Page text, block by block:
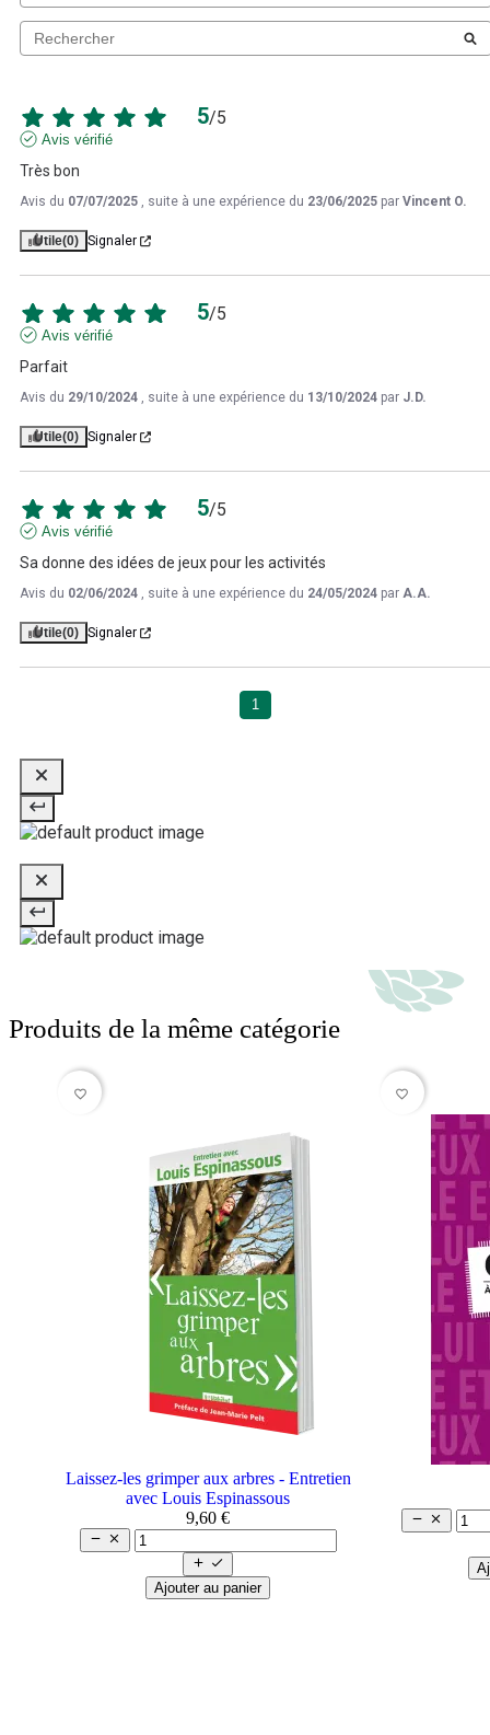
5/5
Avis vérifié
Très bon
Avis du 07/07/2025 , suite à une expérience du 23/06/2025 par Vincent O.
Utile(0) Signaler
5/5
Avis vérifié
Parfait
Avis du 29/10/2024 , suite à une expérience du 13/10/2024 par J.D.
Utile(0) Signaler
5/5
Avis vérifié
Sa donne des idées de jeux pour les activités
Avis du 02/06/2024 , suite à une expérience du 24/05/2024 par A.A.
Utile(0) Signaler
1
Produits de la même catégorie
favorite_border
Laissez-les grimper aux arbres - Entretien
avec Louis Espinassous
9,60 €




Ajouter au panier
favorite_border
 